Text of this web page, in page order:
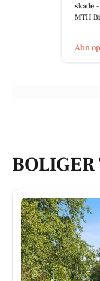
skade
MTH
Åbn